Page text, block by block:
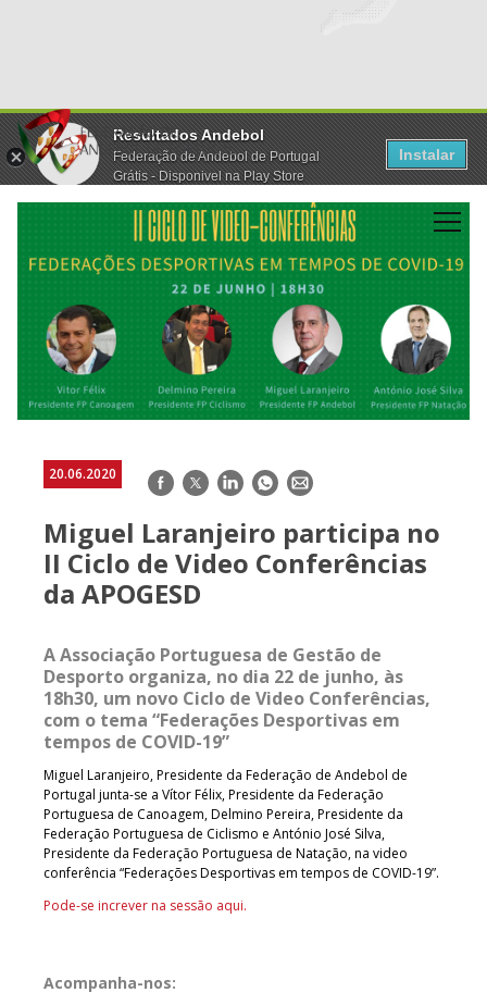
Resultados Andebol
Federação de Andebol de Portugal
Grátis - Disponivel na Play Store
Instalar
20.06.2020 Facebook
TwitterLinkedInWhatsApp
E-
Miguel Laranjeiro participa no
II Ciclo de Video Conferências
da APOGESD
A Associação Portuguesa de Gestão de
Desporto organiza, no dia 22 de junho, às
18h30, um novo Ciclo de Video Conferências,
com o tema “Federações Desportivas em
tempos de COVID-19”
Miguel Laranjeiro, Presidente da Federação de Andebol de
Portugal junta-se a Vítor Félix, Presidente da Federação
Portuguesa de Canoagem, Delmino Pereira, Presidente da
Federação Portuguesa de Ciclismo e António José Silva,
Presidente da Federação Portuguesa de Natação, na video
conferência “Federações Desportivas em tempos de COVID-19”.
Pode-se increver na sessão aqui.
Acompanha-nos: